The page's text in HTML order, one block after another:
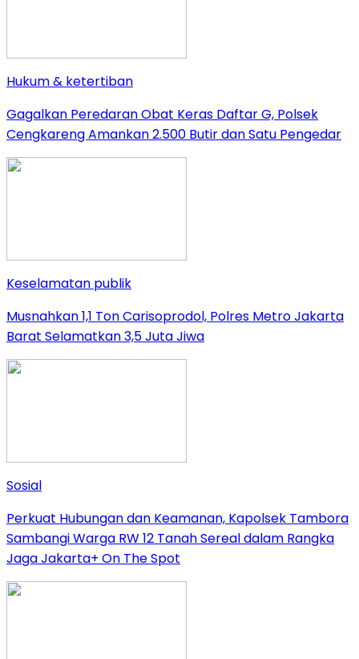
Hukum & ketertiban
Gagalkan Peredaran Obat Keras Daftar G, Polsek
Cengkareng Amankan 2.500 Butir dan Satu Pengedar
Keselamatan publik
Musnahkan 1,1 Ton Carisoprodol, Polres Metro Jakarta
Barat Selamatkan 3,5 Juta Jiwa
Sosial
Perkuat Hubungan dan Keamanan, Kapolsek Tambora
Sambangi Warga RW 12 Tanah Sereal dalam Rangka
Jaga Jakarta+ On The Spot